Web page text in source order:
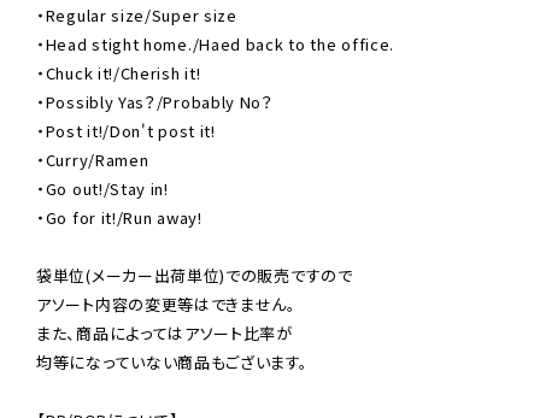
・Regular size/Super size
・Head stight home./Haed back to the office.
・Chuck it!/Cherish it!
・Possibly Yas？/Probably No？
・Post it!/Don't post it!
・Curry/Ramen
・Go out!/Stay in!
・Go for it!/Run away!
袋単位(メーカー出荷単位)での販売ですので
アソート内容の変更等はできません。
また、商品によってはアソート比率が
均等になっていない商品もございます。